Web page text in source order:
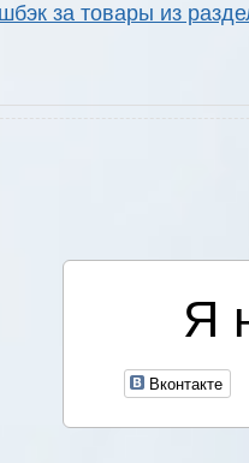
за товары из
Я
Вконтакте